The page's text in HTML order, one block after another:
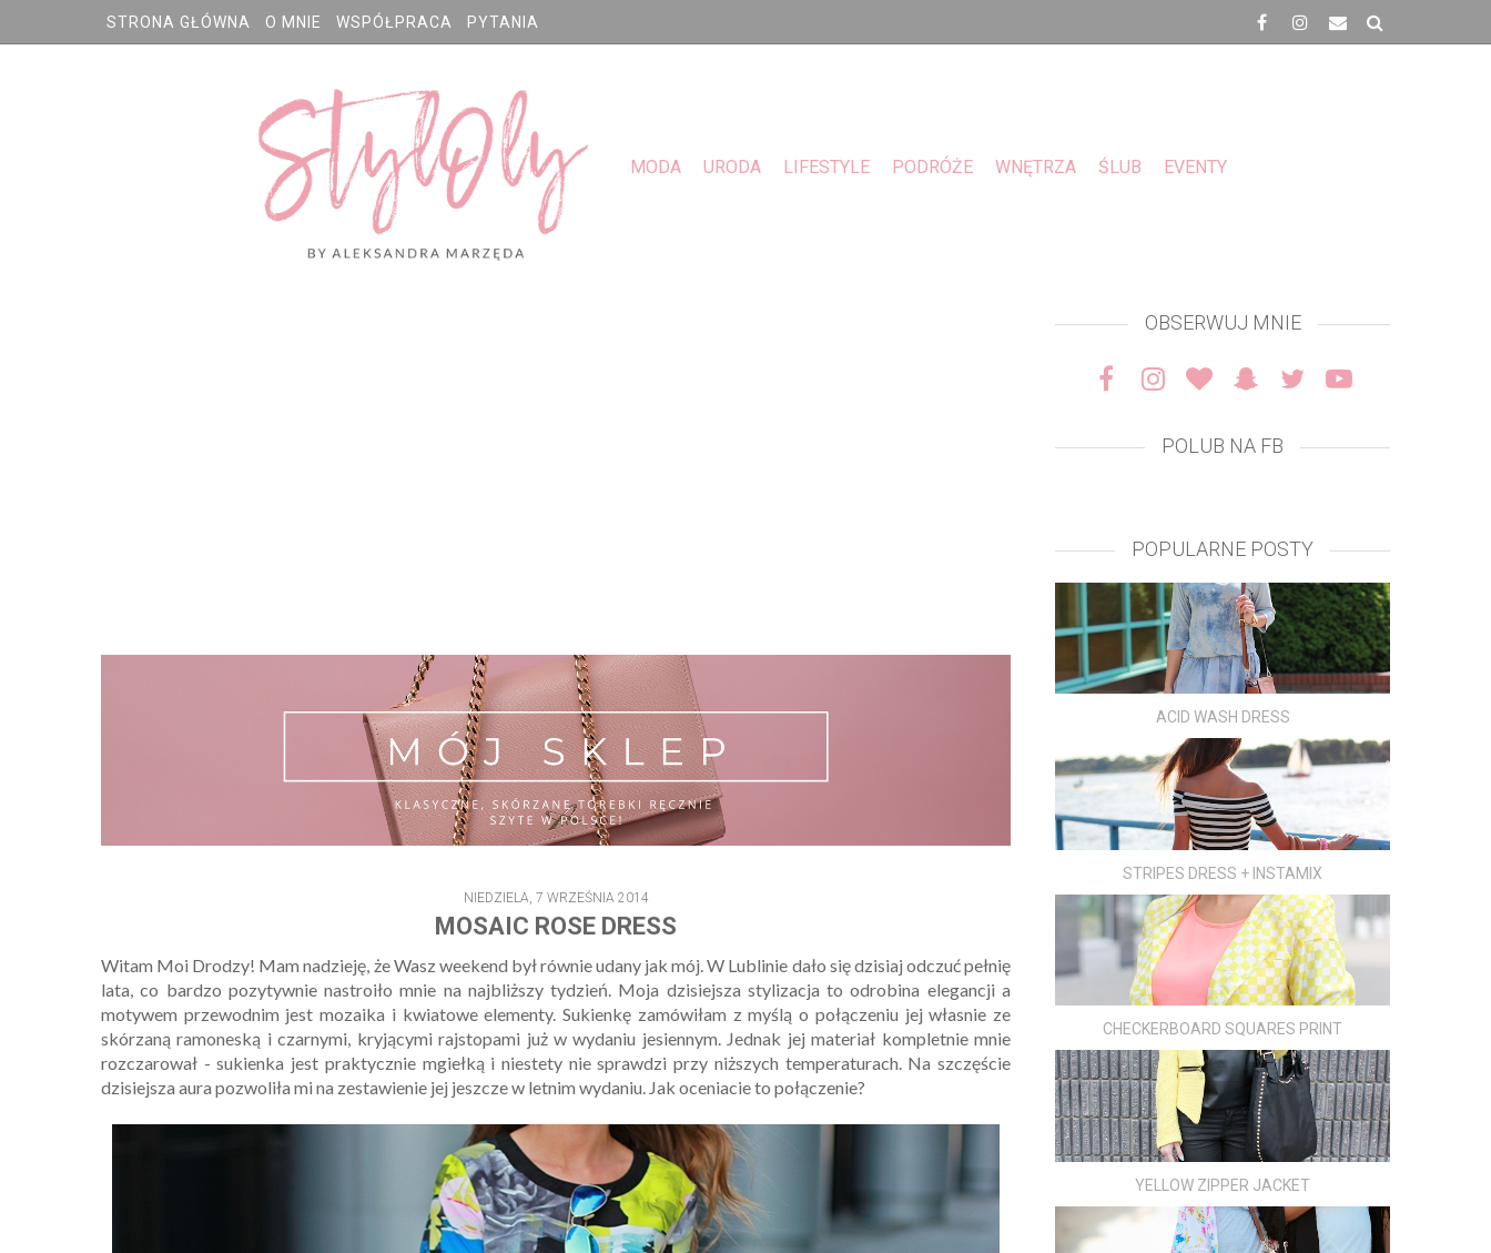
STRONA GŁÓWNA O MNIE WSPÓŁPRACA PYTANIA
MODA URODA LIFESTYLE PODRÓŻE WNĘTRZA ŚLUB EVENTY
NIEDZIELA, 7 WRZEŚNIA 2014
MOSAIC ROSE DRESS
Witam Moi Drodzy! Mam nadzieję, że Wasz weekend był równie udany jak mój. W Lublinie dało się dzisiaj odczuć pełnię
lata, co bardzo pozytywnie nastroiło mnie na najbliższy tydzień. Moja dzisiejsza stylizacja to odrobina elegancji a
motywem przewodnim jest mozaika i kwiatowe elementy. Sukienkę zamówiłam z myślą o połączeniu jej własnie ze
skórzaną ramoneską i czarnymi, kryjącymi rajstopami już w wydaniu jesiennym. Jednak jej materiał kompletnie mnie
rozczarował - sukienka jest praktycznie mgiełką i niestety nie sprawdzi przy niższych temperaturach. Na szczęście
dzisiejsza aura pozwoliła mi na zestawienie jej jeszcze w letnim wydaniu. Jak oceniacie to połączenie?
OBSERWUJ MNIE
POLUB NA FB
POPULARNE POSTY
ACID WASH DRESS
STRIPES DRESS + INSTAMIX
CHECKERBOARD SQUARES PRINT
YELLOW ZIPPER JACKET